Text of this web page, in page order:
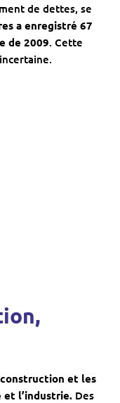
de dettes, se
a enregistré 67
de 2009. Cette
construction et les
et l’industrie. Des